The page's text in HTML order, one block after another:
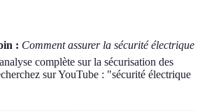
: Comment assurer la sécurité électrique
complète sur la sécurisation des
sur YouTube : "sécurité électrique